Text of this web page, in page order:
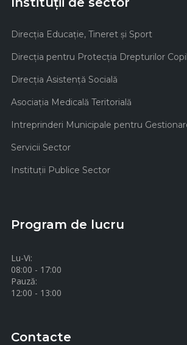
Direcţia Educaţie, Tineret şi Sport
Direcţia pentru Protecţia Drepturilor
Direcţia Asistenţă Socială
Asociaţia Medicală Teritorială
Intreprinderi Municipale pentru
Servicii Sector
Instituţii Publice Sector
Program de lucru
Lu-Vi:
08:00 - 17:00
Pauză:
12:00 - 13:00
Contacte